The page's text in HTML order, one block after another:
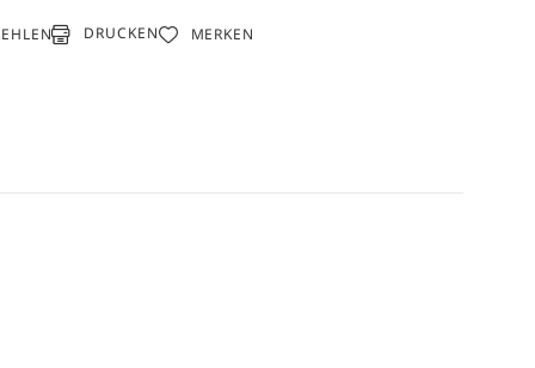
DRUCKEN MERKEN